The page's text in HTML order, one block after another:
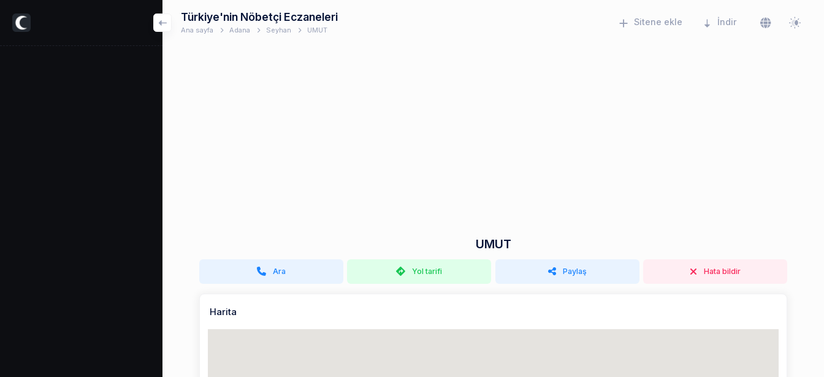
Türkiye'nin Nöbetçi Eczaneleri
Ana sayfa Adana Seyhan UMUT
Sitene ekle İndir
UMUT
Ara Yol tarifi Paylaş Hata bildir
Harita